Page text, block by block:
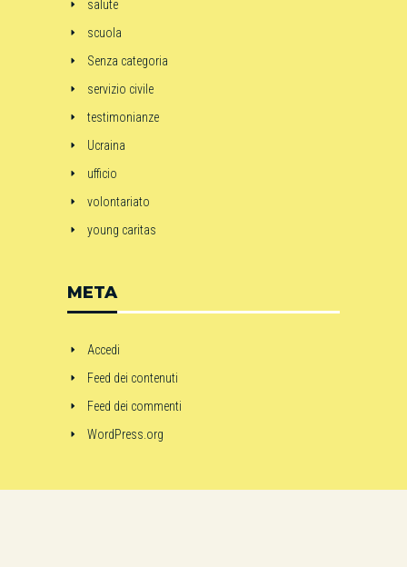
salute
scuola
Senza categoria
servizio civile
testimonianze
Ucraina
ufficio
volontariato
young caritas
META
Accedi
Feed dei contenuti
Feed dei commenti
WordPress.org